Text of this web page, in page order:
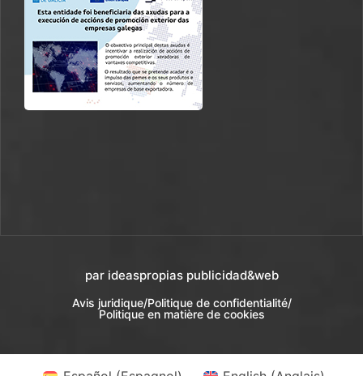
par ideaspropias publicidad&web
Avis juridique/Politique de confidentialité/
Politique en matière de cookies